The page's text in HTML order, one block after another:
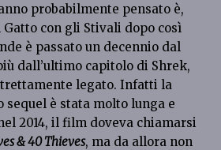
probabilmente pensato è,
Gatto con gli Stivali dopo così
è passato un decennio dal
dall’ultimo capitolo di Shrek,
legato. Infatti la
sequel è stata molto lunga e
2014, il film doveva chiamarsi
& 40 Thieves, ma da allora non